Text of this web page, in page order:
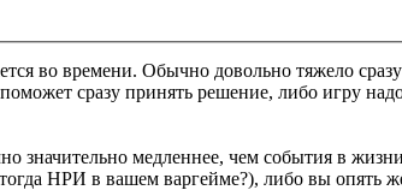
во времени. Обычно довольно тяжело
сразу принять решение, либо игру
значительно медленнее, чем события в
НРИ в вашем варгейме?), либо вы опять